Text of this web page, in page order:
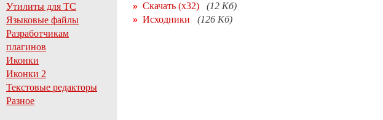
Утилиты для TC
Языковые файлы
Разработчикам
плагинов
Иконки
Иконки 2
Текстовые редакторы
Разное
Скачать (x32)
(12 Кб)
Исходники
(126 Кб)